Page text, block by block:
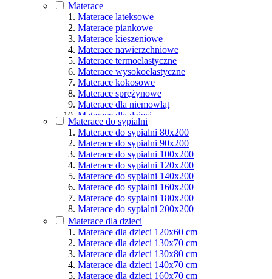
Materace
Materace lateksowe
Materace piankowe
Materace kieszeniowe
Materace nawierzchniowe
Materace termoelastyczne
Materace wysokoelastyczne
Materace kokosowe
Materace sprężynowe
Materace dla niemowląt
Materace dla dzieci
Materace hybrydowe
Materace naturalne
Materace ortopedyczne
Materace multipocket
Materace premium
Materace dla seniorów
Materace dla par
Materace dla alergików
Materace dla osób aktywnych
Podział wg rozmiarów
Materace do sypialni
Materace do sypialni 80x200
Materace do sypialni 90x200
Materace do sypialni 100x200
Materace do sypialni 120x200
Materace do sypialni 140x200
Materace do sypialni 160x200
Materace do sypialni 180x200
Materace do sypialni 200x200
Materace dla dzieci
Materace dla dzieci 120x60 cm
Materace dla dzieci 130x70 cm
Materace dla dzieci 130x80 cm
Materace dla dzieci 140x70 cm
Materace dla dzieci 160x70 cm